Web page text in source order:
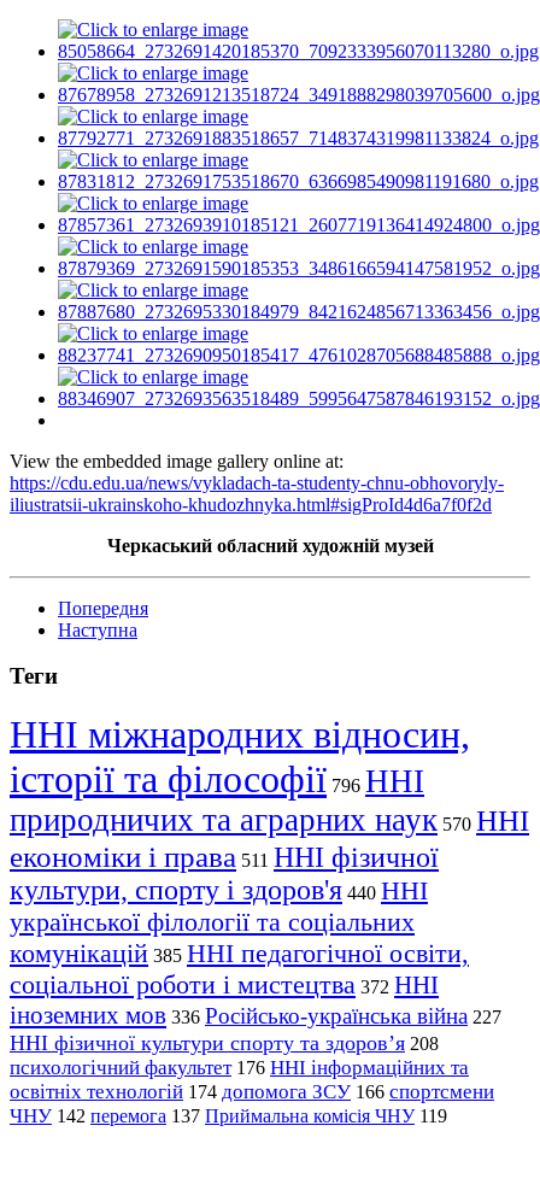
View the embedded image gallery online at:
https://cdu.edu.ua/news/vykladach-ta-studenty-chnu-obhovoryly-
iliustratsii-ukrainskoho-khudozhnyka.html#sigProId4d6a7f0f2d
Черкаський обласний художній музей
Попередня
Наступна
Теги
ННІ міжнародних відносин,
історії та філософії 796 ННІ
природничих та аграрних наук 570 ННІ
економіки і права 511 ННІ фізичної
культури, спорту і здоров'я 440 ННІ
української філології та соціальних
комунікацій 385 ННІ педагогічної освіти,
соціальної роботи і мистецтва 372 ННІ
іноземних мов 336 Російсько-українська війна 227
ННІ фізичної культури спорту та здоров’я 208
психологічний факультет 176 ННІ інформаційних та
освітніх технологій 174 допомога ЗСУ 166 спортсмени
ЧНУ 142 перемога 137 Приймальна комісія ЧНУ 119